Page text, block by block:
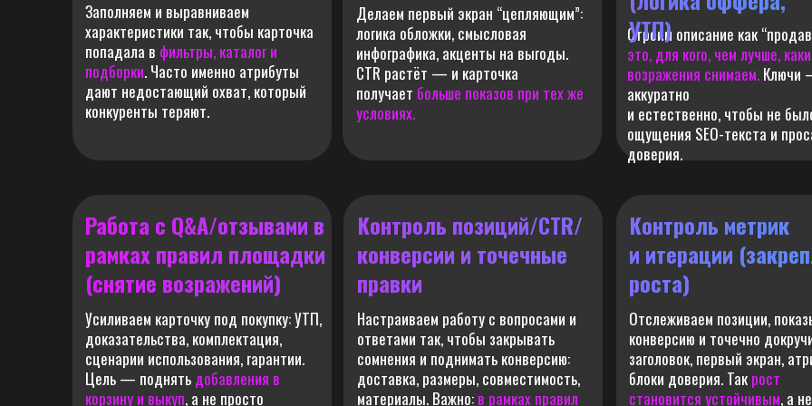
Заполняем и выравниваем
характеристики так, чтобы карточка
попадала в фильтры, каталог и
подборки. Часто именно атрибуты
дают недостающий охват, который
конкуренты теряют.
Делаем первый экран “цепляющим”:
логика обложки, смысловая
инфографика, акценты на выгоды.
CTR растёт — и карточка
получает больше показов при тех же
условиях.
Работа с Q&A/отзывами в
рамках правил площадки
(снятие возражений)
Усиливаем карточку под покупку: УТП,
доказательства, комплектация,
сценарии использования, гарантии.
Цель — поднять добавления в
корзину и выкуп, а не просто
Настраиваем работу с вопросами и
ответами так, чтобы закрывать
сомнения и поднимать конверсию:
доставка, размеры, совместимость,
материалы. Важно: в рамках правил
Контроль позиций/CTR/
конверсии и точечные
правки
Отслеживаем позиции,
конверсию и точечно
заголовок, первый экран,
блоки доверия. Так рост
становится устойчивым, а не
Контроль метрик
и итерации
роста)
Строим описание как
это, для кого, чем лучше,
возражения снимаем. Ключи
аккуратно
и естественно, чтобы не
ощущения SEO-текста и
доверия.
УТП)